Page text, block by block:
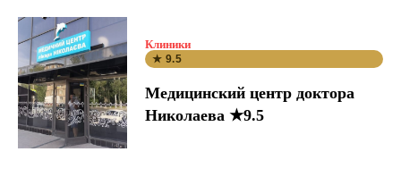
Клиники
★ 9.5
Медицинский центр доктора
Николаева ★9.5